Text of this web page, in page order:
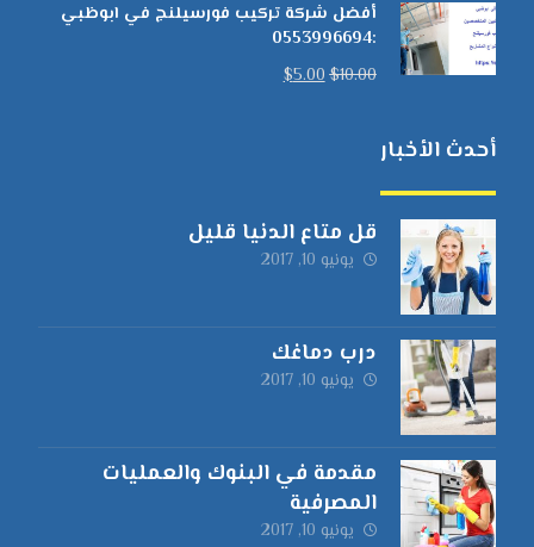
أفضل شركة تركيب فورسيلنج في ابوظبي
:0553996694
$10.00
$5.00
أحدث الأخبار
قل متاع الدنيا قليل
يونيو 10, 2017
درب دماغك
يونيو 10, 2017
مقدمة في البنوك والعمليات
المصرفية
يونيو 10, 2017